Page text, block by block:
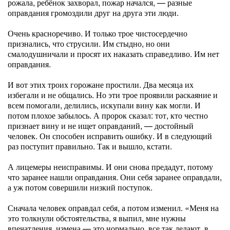
оправдания громоздили друг на друга эти люди.
Очень красноречиво. И только трое чистосердечно
признались, что струсили. Им стыдно, но они
смалодушничали и просят их наказать справедливо. Им нет
оправдания.
И вот этих троих горожане простили. Два месяца их
избегали и не общались. Но эти трое проявили раскаяние и
всем помогали, делились, искупали вину как могли. И
потом плохое забылось. А пророк сказал: тот, кто честно
признает вину и не ищет оправданий, — достойный
человек. Он способен исправить ошибку. И в следующий
раз поступит правильно. Так и вышло, кстати.
А лицемеры неисправимы. И они снова предадут, потому
что заранее нашли оправдания. Они себя заранее оправдали,
а уж потом совершили низкий поступок.
Сначала человек оправдал себя, а потом изменил. «Меня на
это толкнули обстоятельства, я выпил, мне нужны